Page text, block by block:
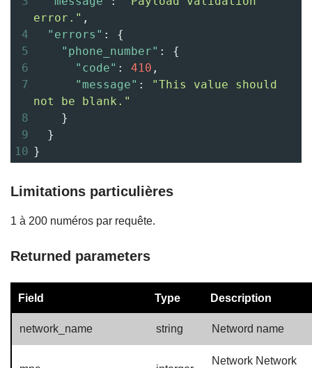
error." ,
4
"errors" : {
5
"phone_number" : {
6
"code" : 410 ,
7
"message" :
"This value should
not be blank."
8
}
9
  }
10 }
Limitations particulières
1 à 200 numéros par requête.
Returned parameters
Field Type Description
network_name string Netword name
Network Network